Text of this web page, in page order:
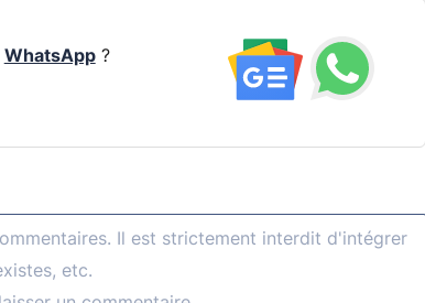
WhatsApp?